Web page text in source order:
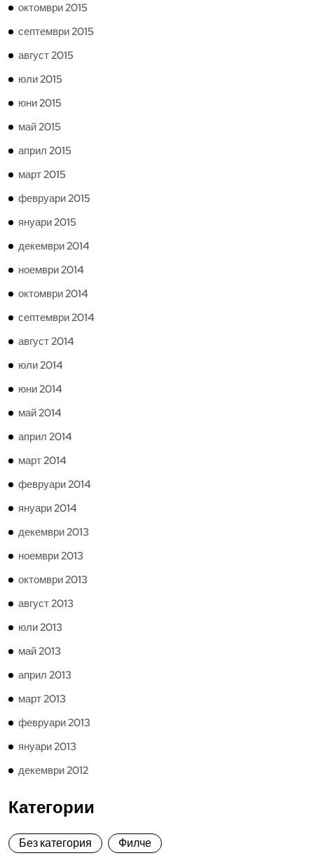
октомври 2015
септември 2015
август 2015
юли 2015
юни 2015
май 2015
април 2015
март 2015
февруари 2015
януари 2015
декември 2014
ноември 2014
октомври 2014
септември 2014
август 2014
юли 2014
юни 2014
май 2014
април 2014
март 2014
февруари 2014
януари 2014
декември 2013
ноември 2013
октомври 2013
август 2013
юли 2013
май 2013
април 2013
март 2013
февруари 2013
януари 2013
декември 2012
Категории
Без категория Филче